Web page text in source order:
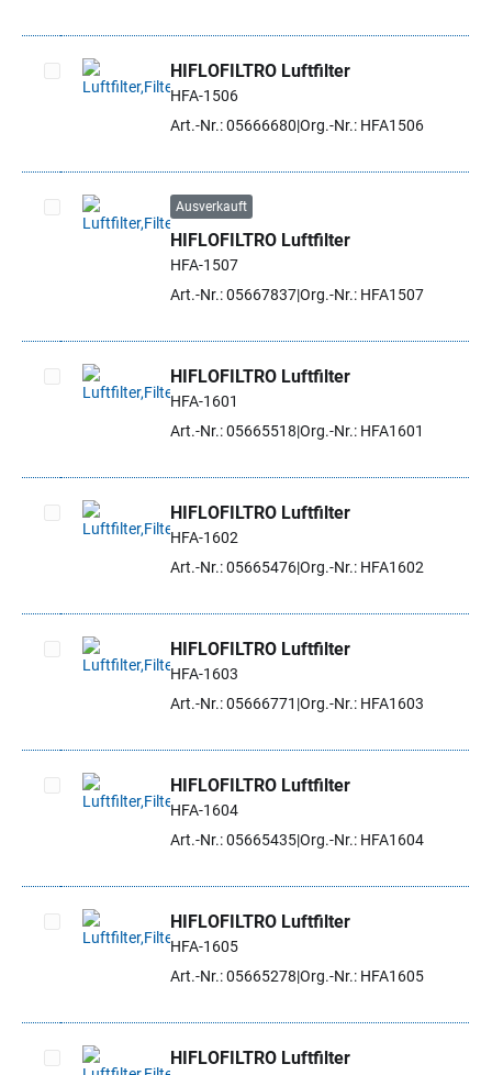
Artikel auswählen
HIFLOFILTRO Luftfilter
HFA-1506
Art.-Nr.: 05666680 Org.-Nr.: HFA1506
Artikel auswählen
Ausverkauft
HIFLOFILTRO Luftfilter
HFA-1507
Art.-Nr.: 05667837Org.-Nr.: HFA1507
Artikel auswählen
HIFLOFILTRO Luftfilter
HFA-1601
Art.-Nr.: 05665518 Org.-Nr.: HFA1601
Artikel auswählen
HIFLOFILTRO Luftfilter
HFA-1602
Art.-Nr.: 05665476Org.-Nr.: HFA1602
Artikel auswählen
HIFLOFILTRO Luftfilter
HFA-1603
Art.-Nr.: 05666771 Org.-Nr.: HFA1603
Artikel auswählen
HIFLOFILTRO Luftfilter
HFA-1604
Art.-Nr.: 05665435Org.-Nr.: HFA1604
Artikel auswählen
HIFLOFILTRO Luftfilter
HFA-1605
Art.-Nr.: 05665278 Org.-Nr.: HFA1605
HIFLOFILTRO Luftfilter